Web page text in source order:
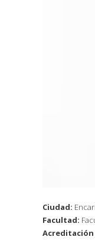
Ciudad:
Facultad:
Acreditación